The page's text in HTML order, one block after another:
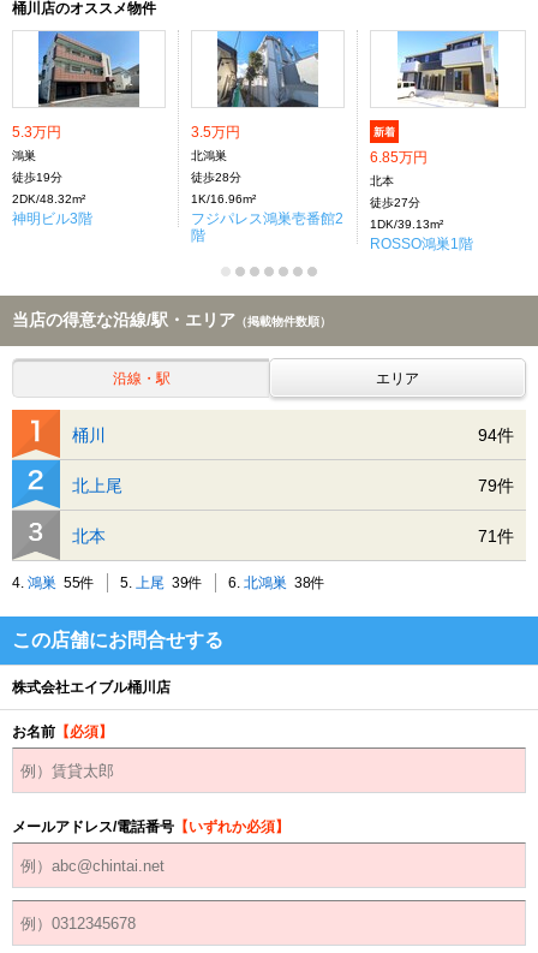
桶川店のオススメ物件
5.3万円
鴻巣
徒歩19分
2DK/48.32m²
神明ビル3階
3.5万円
北鴻巣
徒歩28分
1K/16.96m²
フジパレス鴻巣壱番館2
階
新着
6.85万円
北本
徒歩27分
1DK/39.13m²
ROSSO鴻巣1階
当店の得意な沿線/駅・エリア （掲載物件数順）
沿線・駅 エリア
桶川 94件
北上尾 79件
北本 71件
4. 鴻巣 55件 5. 上尾 39件 6. 北鴻巣 38件
この店舗にお問合せする
株式会社エイブル桶川店
お名前 【必須】
メールアドレス/電話番号 【いずれか必須】